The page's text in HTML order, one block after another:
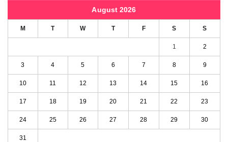
August 2026
M T W T F S S
1 2
3 4 5 6 7 8 9
10 11 12 13 14 15 16
17 18 19 20 21 22 23
24 25 26 27 28 29 30
31